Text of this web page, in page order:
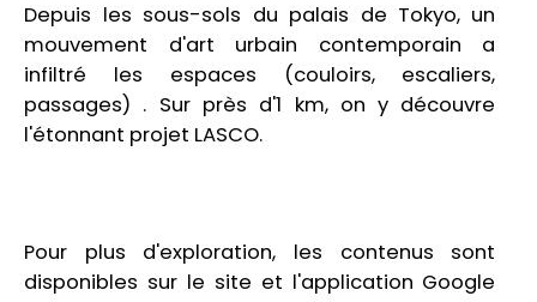
Depuis les sous-sols du palais de Tokyo, un
mouvement d'art urbain contemporain a
infiltré les espaces (couloirs, escaliers,
passages) . Sur près d'1 km, on y découvre
l'étonnant projet LASCO.
Pour plus d'exploration, les contenus sont
disponibles sur le site et l'application Google